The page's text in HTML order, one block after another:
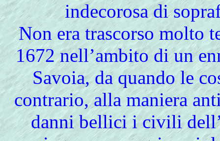
indecorosa di
Non era trascorso molto
1672 nell’ambito di un
Savoia, da quando le
contrario, alla maniera
danni bellici i civili